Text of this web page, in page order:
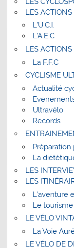
LES
L’U.C.I.
L’A.E.C
LES
La F.F.C
CYCLISME
Actualité
Ultravélo
Records
La
LES
LES
L’aventure
Le
LE VÉLO
La Voie
LE VÉLO DE